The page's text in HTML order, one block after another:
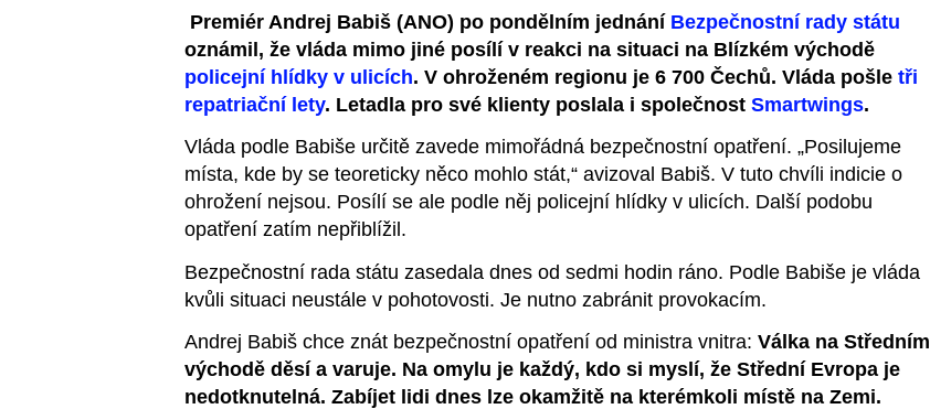
Premiér Andrej Babiš (ANO) po pondělním jednání Bezpečnostní rady státu
oznámil, že vláda mimo jiné posílí v reakci na situaci na Blízkém východě
policejní hlídky v ulicích. V ohroženém regionu je 6 700 Čechů. Vláda pošle tři
repatriační lety. Letadla pro své klienty poslala i společnost Smartwings.
Vláda podle Babiše určitě zavede mimořádná bezpečnostní opatření. „Posilujeme
místa, kde by se teoreticky něco mohlo stát,“ avizoval Babiš. V tuto chvíli indicie o
ohrožení nejsou. Posílí se ale podle něj policejní hlídky v ulicích. Další podobu
opatření zatím nepřiblížil.
Bezpečnostní rada státu zasedala dnes od sedmi hodin ráno. Podle Babiše je vláda
kvůli situaci neustále v pohotovosti. Je nutno zabránit provokacím.
Andrej Babiš chce znát bezpečnostní opatření od ministra vnitra: Válka na Středním
východě děsí a varuje. Na omylu je každý, kdo si myslí, že Střední Evropa je
nedotknutelná. Zabíjet lidi dnes lze okamžitě na kterémkoli místě na Zemi.